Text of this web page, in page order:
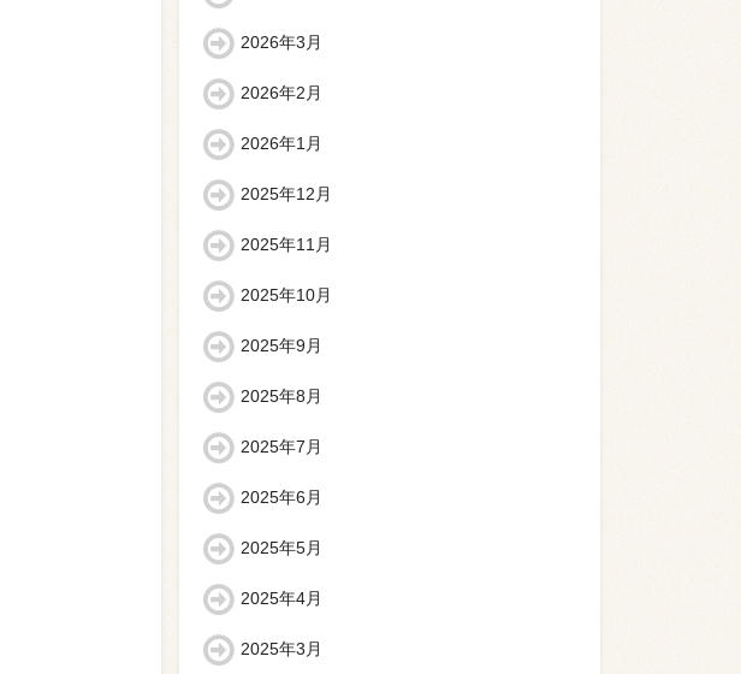
2026年3月
2026年2月
2026年1月
2025年12月
2025年11月
2025年10月
2025年9月
2025年8月
2025年7月
2025年6月
2025年5月
2025年4月
2025年3月